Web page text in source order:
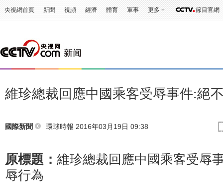
央視網首頁 新聞 視頻 經濟 體育 軍事 更多 節目官網
維珍總裁回應中國乘客受辱事件:絕
國際新聞 環球時報 2016年03月19日 09:38
原標題： 維珍總裁回應中國乘客受辱
辱行為